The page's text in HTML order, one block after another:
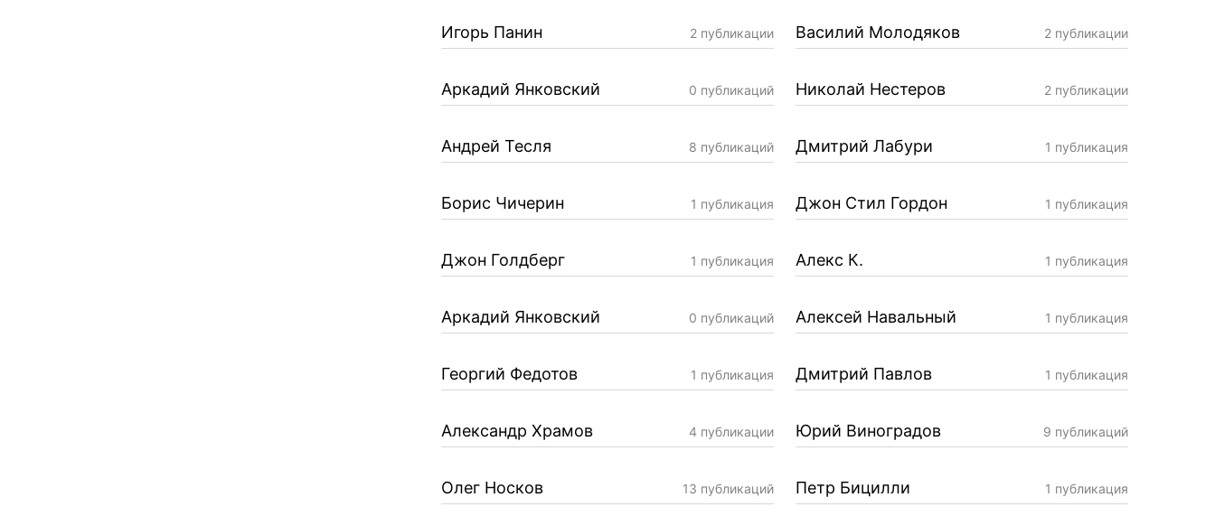
Игорь Панин 2 публикации Василий Молодяков 2 публикации
Аркадий Янковский 0 публикаций Николай Нестеров 2 публикации
Андрей Тесля 8 публикаций Дмитрий Лабури 1 публикация
Борис Чичерин 1 публикация Джон Стил Гордон 1 публикация
Джон Голдберг 1 публикация Алекс К. 1 публикация
Аркадий Янковский 0 публикаций Алексей Навальный 1 публикация
Георгий Федотов 1 публикация Дмитрий Павлов 1 публикация
Александр Храмов 4 публикации Юрий Виноградов 9 публикаций
Олег Носков 13 публикаций Петр Бицилли 1 публикация